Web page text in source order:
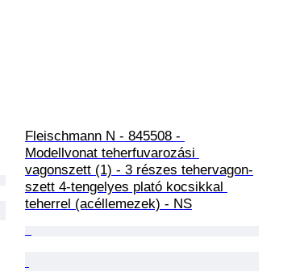
Fleischmann N - 845508 -
Modellvonat teherfuvarozási
vagonszett (1) - 3 részes tehervagon-
szett 4-tengelyes plató kocsikkal
teherrel (acéllemezek) - NS